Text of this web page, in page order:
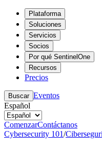
Plataforma
Soluciones
Servicios
Socios
Por qué SentinelOne
Recursos
Precios
Buscar Eventos
Español
ComenzarContáctanos
Cybersecurity 101/